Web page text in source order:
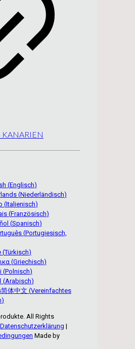
KANARIEN
(Englisch)
(Niederländisch)
(Italienisch)
(Französisch)
(Spanisch)
(Portugiesisch,
(Türkisch)
(Griechisch)
(Polnisch)
(Arabisch)
简体中文 (Vereinfachtes
)
All Rights
Datenschutzerklärung |
Made by